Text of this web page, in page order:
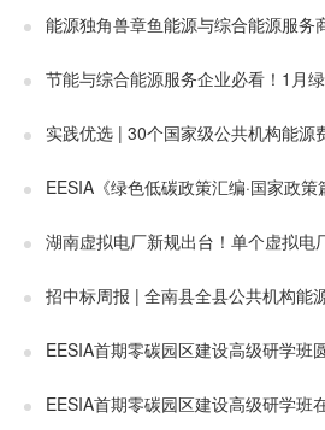
能源独角兽章鱼能源与综合能源服务
节能与综合能源服务企业必看！1月
实践优选 | 30个国家级公共机构能源
EESIA《绿色低碳政策汇编·国家政
湖南虚拟电厂新规出台！单个虚拟电
招中标周报 | 全南县全县公共机构能
EESIA首期零碳园区建设高级研学班
EESIA首期零碳园区建设高级研学班